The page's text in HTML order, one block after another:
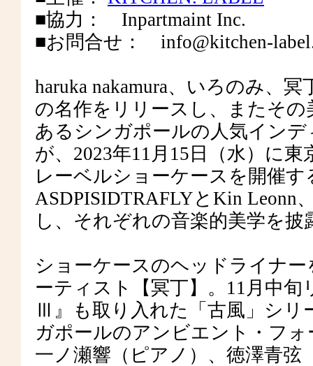
■協力： Inpartmaint Inc.
■お問合せ： info@kitchen-
haruka nakamura、いろのみ、
の名作をリリースし、またそ
あるシンガポールの人気イン
が、2023年11月15日（水）に
レーベルショーケースを開催
ASDPISIDTRAFLYとKin Leonn
し、それぞれの音楽的美学を披
ショーケースのヘッドライナ
ーティスト【冥丁】。11月中
Ⅲ』も取り入れた「古風」シリ
ガポールのアンビエント・フ
一ノ瀬響（ピアノ）、徳澤青